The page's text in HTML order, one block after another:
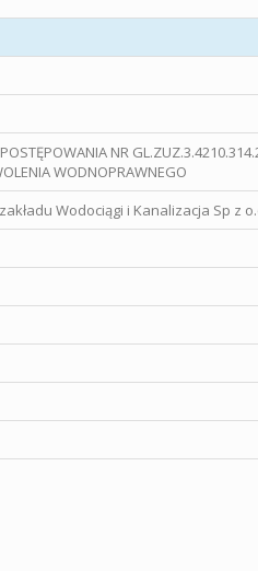
NR
WODNOPRAWNEGO
Wodociągi i Kanalizacja Sp z